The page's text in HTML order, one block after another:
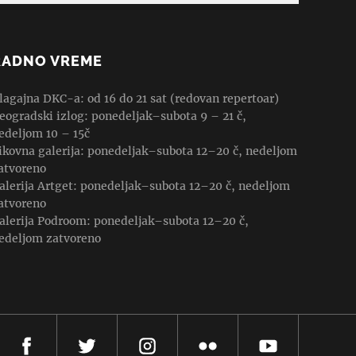
VREME
DKC-a: od 16 do 21 sat (redovan repertoar)
izlog: ponedeljak–subota 9 – 21 č,
10 – 15č
galerija: ponedeljak–subota 12–20 č, nedeljom
Artget: ponedeljak–subota 12–20 č, nedeljom
Podroom: ponedeljak–subota 12–20 č,
zatvoreno